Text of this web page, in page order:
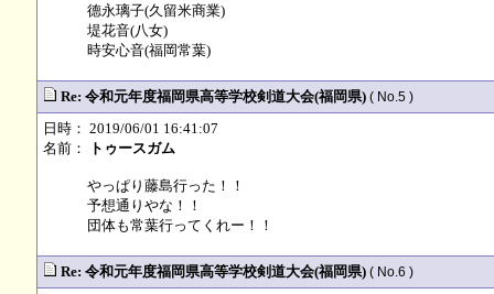
德永璃子(久留米商業)
堤花音(八女)
時安心音(福岡常葉)
Re: 令和元年度福岡県高等学校剣道大会(福岡県) ( No.5 )
日時： 2019/06/01 16:41:07
名前：
トゥースガム
やっぱり藤島行った！！
予想通りやな！！
団体も常葉行ってくれー！！
Re: 令和元年度福岡県高等学校剣道大会(福岡県) ( No.6 )